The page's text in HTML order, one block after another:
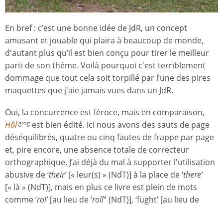
En bref : c’est une bonne idée de JdR, un concept
amusant et jouable qui plaira à beaucoup de monde,
d'autant plus qu’il est bien conçu pour tirer le meilleur
parti de son thème. Voilà pourquoi c'est terriblement
dommage que tout cela soit torpillé par l’une des pires
maquettes que j'aie jamais vues dans un JdR.
Oui, la concurrence est féroce, mais en comparaison,
Hôlgrog est bien édité. Ici nous avons des sauts de page
déséquilibrés, quatre ou cinq fautes de frappe par page
et, pire encore, une absence totale de correcteur
orthographique. J’ai déjà du mal à supporter l'utilisation
abusive de ‘their’[« leur(s) » (NdT)] à la place de ‘there’
[« là » (NdT)], mais en plus ce livre est plein de mots
comme ‘rol’[au lieu de ‘roll’’ (NdT)], ‘fught’ [au lieu de